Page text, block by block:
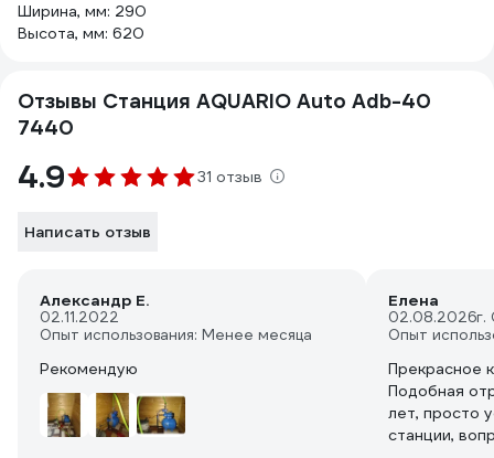
Ширина, мм: 290
Высота, мм: 620
Отзывы Станция AQUARIO Auto Adb-40
7440
4.9 31 отзыв
Написать отзыв
Александр Е.
02.11.2022
Опыт использования: Менее месяца
Рекомендую
Елена
02.08.2026г.
Опыт
Прекрасное
Подобная
лет, просто
станции,